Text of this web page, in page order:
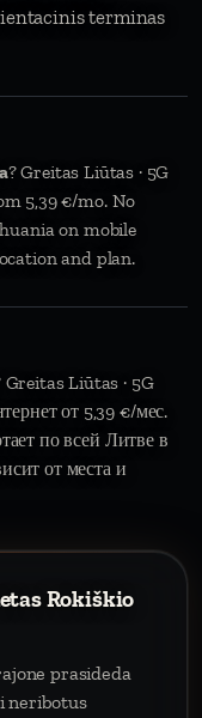
terminas
? Greitas Liūtas · 5G
5,39 €/mo. No
on mobile
and plan.
Greitas Liūtas · 5G
от 5,39 €/мес.
по всей Литве в
от места и
Rokiškio
prasideda
neribotus